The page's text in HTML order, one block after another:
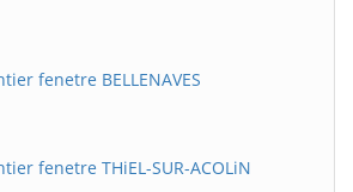
fenetre BELLENAVES
fenetre THiEL-SUR-ACOLiN